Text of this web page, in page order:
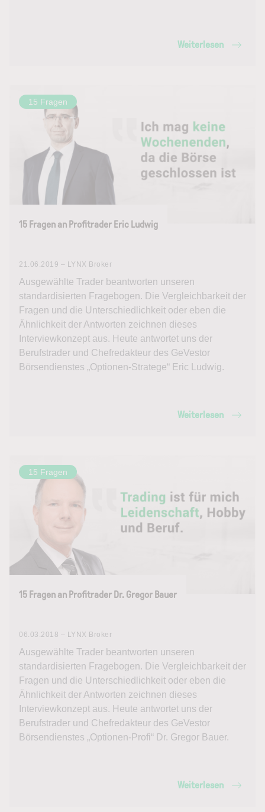
Weiterlesen
15 Fragen
15 Fragen an Profitrader Eric Ludwig
21.06.2019 – LYNX Broker
Ausgewählte Trader beantworten unseren
standardisierten Fragebogen. Die Vergleichbarkeit der
Fragen und die Unterschiedlichkeit oder eben die
Ähnlichkeit der Antworten zeichnen dieses
Interviewkonzept aus. Heute antwortet uns der
Berufstrader und Chefredakteur des GeVestor
Börsendienstes „Optionen-Stratege“ Eric Ludwig.
Weiterlesen
15 Fragen
15 Fragen an Profitrader Dr. Gregor Bauer
06.03.2018 – LYNX Broker
Ausgewählte Trader beantworten unseren
standardisierten Fragebogen. Die Vergleichbarkeit der
Fragen und die Unterschiedlichkeit oder eben die
Ähnlichkeit der Antworten zeichnen dieses
Interviewkonzept aus. Heute antwortet uns der
Berufstrader und Chefredakteur des GeVestor
Börsendienstes „Optionen-Profi“ Dr. Gregor Bauer.
Weiterlesen